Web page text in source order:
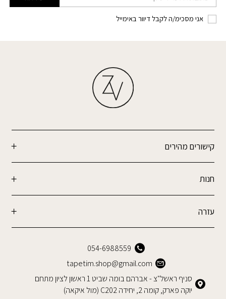
אני מסכימ/ה לקבל דיוור באימייל
קישורים מהירים
חנות
עזרה
054-6988559
tapetim.shop@gmail.com
סניף ראשל"צ - אברהם בומה שביט 1 ראשון לציון מתחם
יוקה פארק, קומה 2, יחידה C202 (מול איקאה)